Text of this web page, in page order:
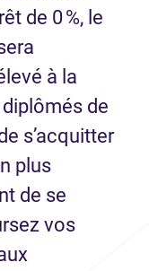
de 0 %, le
à la
de
s’acquitter
plus
de se
vos